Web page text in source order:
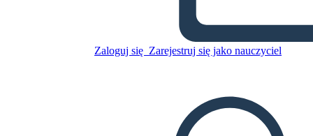
Zaloguj się Zarejestruj się jako nauczyciel
Pueblos Indígenas de
América del Norte
STWÓRZ SCENORYS